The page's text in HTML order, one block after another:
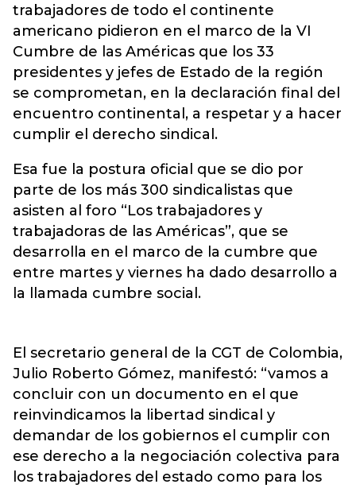
trabajadores de todo el continente
americano pidieron en el marco de la VI
Cumbre de las Américas que los 33
presidentes y jefes de Estado de la región
se comprometan, en la declaración final del
encuentro continental, a respetar y a hacer
cumplir el derecho sindical.
Esa fue la postura oficial que se dio por
parte de los más 300 sindicalistas que
asisten al foro “Los trabajadores y
trabajadoras de las Américas”, que se
desarrolla en el marco de la cumbre que
entre martes y viernes ha dado desarrollo a
la llamada cumbre social.
El secretario general de la CGT de Colombia,
Julio Roberto Gómez, manifestó: “vamos a
concluir con un documento en el que
reinvindicamos la libertad sindical y
demandar de los gobiernos el cumplir con
ese derecho a la negociación colectiva para
los trabajadores del estado como para los